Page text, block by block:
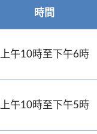
時間
上午10時至下午6時
上午10時至下午5時